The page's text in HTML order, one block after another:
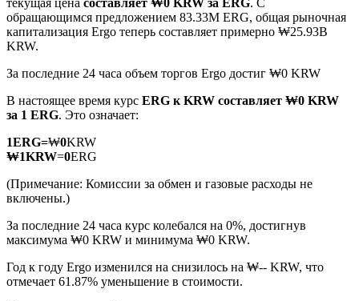
Фьючерсы на COIN-M
TradFi
Деривативы на акции, форекс, драгоценные металлы и
сырьевые товары
текущая цена составляет ₩0 KRW за ERG. С
обращающимся предложением 83.33M ERG, общая рыночная
капитализация Ergo теперь составляет примерно ₩25.93B
KRW.
За последние 24 часа объем торгов Ergo достиг ₩0 KRW
В настоящее время курс ERG к KRW составляет ₩0 KRW
за 1 ERG. Это означает:
1ERG=₩0KRW
₩1KRW=0ERG
(Примечание: Комиссии за обмен и газовые расходы не
включены.)
За последние 24 часа курс колебался на 0%, достигнув
максимума ₩0 KRW и минимума ₩0 KRW.
Год к году Ergo изменился на снизилось на ₩-- KRW, что
отмечает 61.87% уменьшение в стоимости.